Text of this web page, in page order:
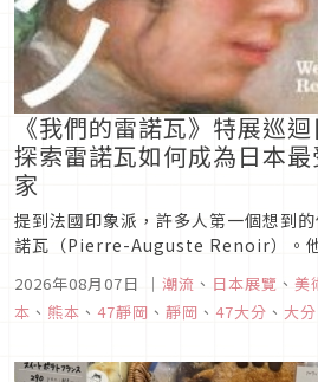
《我們的雷諾瓦》特展巡
探索雷諾瓦如何成為日本
家
提到法國印象派，許多人第一個想到
諾瓦（Pierre-Auguste Renoir）。
充滿幸福氛圍的人物，以及明亮豐富
地藝術愛好者喜愛。 在2026年至
迴特展《我們的雷諾瓦（わたしたちの
2026年08月07日 ｜ 潮流 、 日本展覽 、 美
本 、 熊本 、 47靜岡 、 靜岡 、 47大分 、 大分